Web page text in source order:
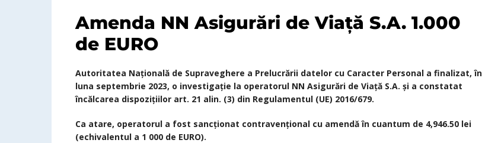
Amenda NN Asigurări de Viață S.A. 1.000
de EURO
Autoritatea Națională de Supraveghere a Prelucrării datelor cu Caracter Personal a finalizat, în
luna septembrie 2023, o investigație la operatorul NN Asigurări de Viață S.A. și a constatat
încălcarea dispozițiilor art. 21 alin. (3) din Regulamentul (UE) 2016/679.
Ca atare, operatorul a fost sancționat contravențional cu amendă în cuantum de 4,946.50 lei
(echivalentul a 1 000 de EURO).